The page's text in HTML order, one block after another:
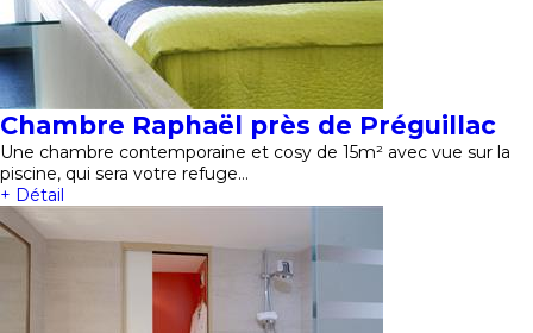
Chambre Raphaël près de Préguillac
Une chambre contemporaine et cosy de 15m² avec vue sur la
piscine, qui sera votre refuge…
+ Détail